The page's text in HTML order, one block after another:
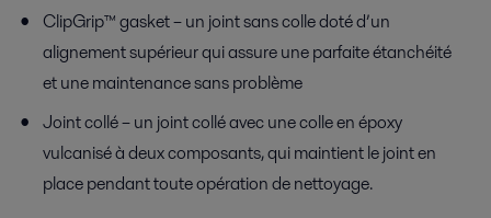
Biocarburants
Solutions pour la production de biocarburant
ClipGrip™ gasket – un joint sans colle doté d’un
alignement supérieur qui assure une parfaite étanchéité
et une maintenance sans problème
Joint collé – un joint collé avec une colle en époxy
vulcanisé à deux composants, qui maintient le joint en
place pendant toute opération de nettoyage.